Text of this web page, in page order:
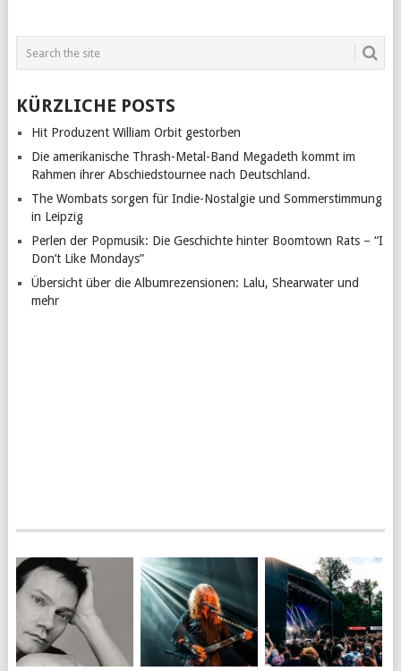
KÜRZLICHE POSTS
Hit Produzent William Orbit gestorben
Die amerikanische Thrash-Metal-Band Megadeth kommt im
Rahmen ihrer Abschiedstournee nach Deutschland.
The Wombats sorgen für Indie-Nostalgie und Sommerstimmung
in Leipzig
Perlen der Popmusik: Die Geschichte hinter Boomtown Rats – “I
Don’t Like Mondays”
Übersicht über die Albumrezensionen: Lalu, Shearwater und
mehr